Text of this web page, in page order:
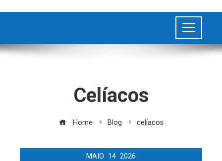
Celíacos
Home Blog celíacos
MAIO 14 2026